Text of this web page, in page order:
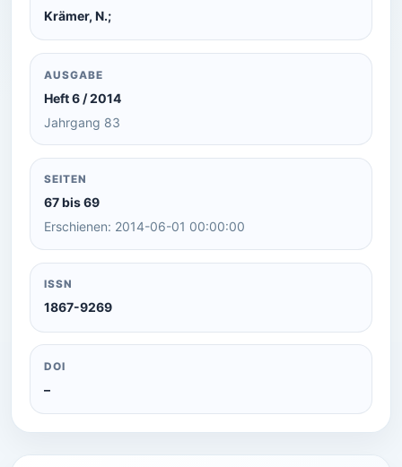
Krämer, N.;
AUSGABE
Heft 6 / 2014
Jahrgang 83
SEITEN
67 bis 69
Erschienen: 2014-06-01 00:00:00
ISSN
1867-9269
DOI
–